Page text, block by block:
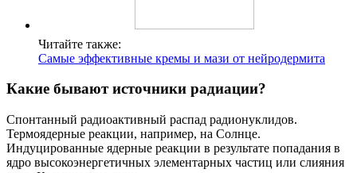
Читайте также:
Самые эффективные кремы и мази от нейродермита
Какие бывают источники радиации?
Спонтанный радиоактивный распад радионуклидов.
Термоядерные реакции, например, на Солнце.
Индуцированные ядерные реакции в результате попадания в
ядро высокоэнергетичных элементарных частиц или слияния